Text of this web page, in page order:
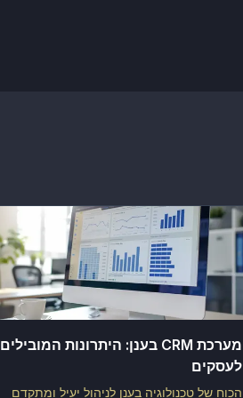
מערכת CRM בענן: היתרונות המובילים
לעסקים
הכוח של טכנולוגיה בענן לניהול יעיל ומתקדם